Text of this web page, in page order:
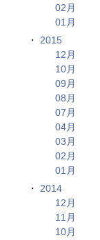
02月
01月
2015
12月
10月
09月
08月
07月
04月
03月
02月
01月
2014
12月
11月
10月